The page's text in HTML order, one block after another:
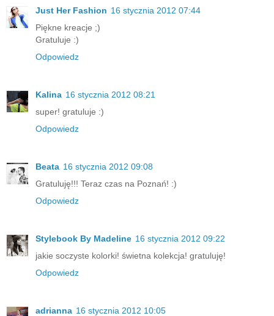
Just Her Fashion 16 stycznia 2012 07:44
Piękne kreacje ;)
Gratuluje :)
Odpowiedz
Kalina 16 stycznia 2012 08:21
super! gratuluje :)
Odpowiedz
Beata 16 stycznia 2012 09:08
Gratuluję!!! Teraz czas na Poznań! :)
Odpowiedz
Stylebook By Madeline 16 stycznia 2012 09:22
jakie soczyste kolorki! świetna kolekcja! gratuluję!
Odpowiedz
adrianna 16 stycznia 2012 10:05